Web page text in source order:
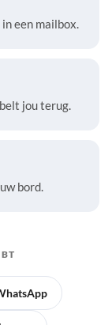
een mailbox.
jou terug.
bord.